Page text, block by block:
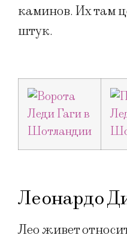
каминов. Их там
штук.
Леонардо
Лео живет